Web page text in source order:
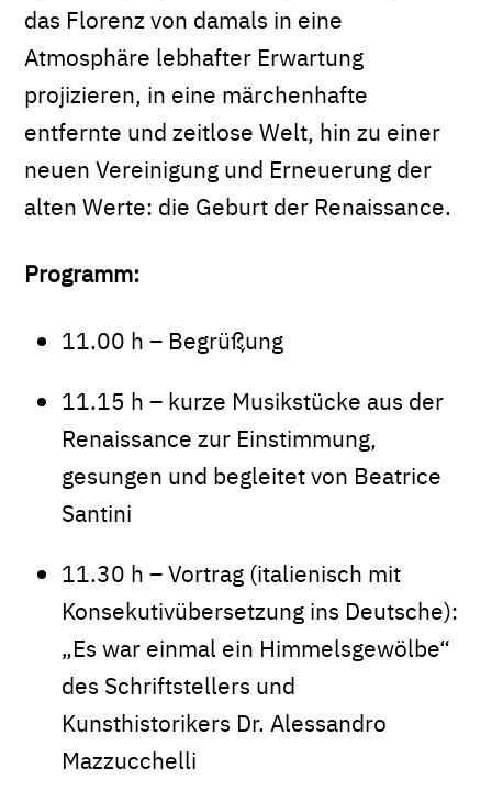
das Florenz von damals in eine
Atmosphäre lebhafter Erwartung
projizieren, in eine märchenhafte
entfernte und zeitlose Welt, hin zu einer
neuen Vereinigung und Erneuerung der
alten Werte: die Geburt der Renaissance.
Programm:
11.00 h – Begrüßung
11.15 h – kurze Musikstücke aus der
Renaissance zur Einstimmung,
gesungen und begleitet von Beatrice
Santini
11.30 h – Vortrag (italienisch mit
Konsekutivübersetzung ins Deutsche):
„Es war einmal ein Himmelsgewölbe“
des Schriftstellers und
Kunsthistorikers Dr. Alessandro
Mazzucchelli